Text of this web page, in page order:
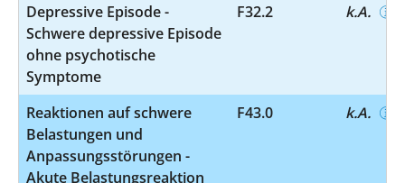
Depressive Episode -
Schwere depressive Episode
ohne psychotische
Symptome
F32.2 k.A.
Reaktionen auf schwere
Belastungen und
Anpassungsstörungen -
Akute Belastungsreaktion
F43.0 k.A.